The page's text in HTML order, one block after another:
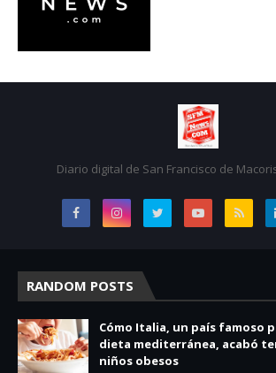
Diario digital de San Francisco de
RANDOM POSTS
Cómo Italia, un país famoso
dieta mediterránea, acabó
niños obesos